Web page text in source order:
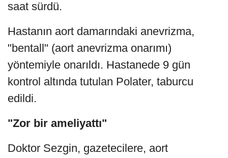
saat sürdü.
Hastanın aort damarındaki anevrizma,
"bentall" (aort anevrizma onarımı)
yöntemiyle onarıldı. Hastanede 9 gün
kontrol altında tutulan Polater, taburcu
edildi.
"Zor bir ameliyattı"
Doktor Sezgin, gazetecilere, aort